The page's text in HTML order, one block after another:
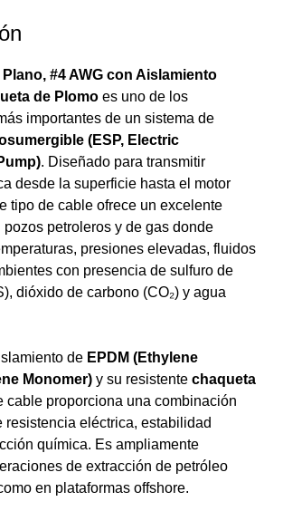
Plano, #4 AWG con Aislamiento
de Plomo es uno de los
importantes de un sistema de
(ESP, Electric
. Diseñado para transmitir
desde la superficie hasta el motor
tipo de cable ofrece un excelente
pozos petroleros y de gas donde
presiones elevadas, fluidos
con presencia de sulfuro de
dióxido de carbono (CO₂) y agua
de EPDM (Ethylene
Monomer) y su resistente chaqueta
cable proporciona una combinación
resistencia eléctrica, estabilidad
química. Es ampliamente
de extracción de petróleo
en plataformas offshore.